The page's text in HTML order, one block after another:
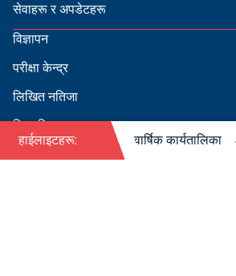
सेवाहरू र अपडेटहरू
विज्ञापन
परीक्षा केन्द्र
लिखित नतिजा
सिफारिस
हाईलाइटहरू:
०८४ को पदपूर्ति सम्बन्धी वार्षिक कार्यतालिका